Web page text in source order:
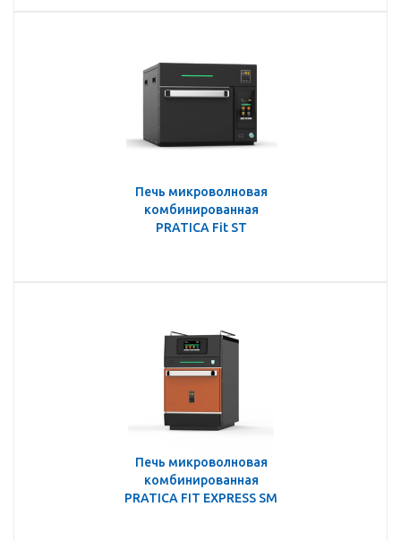
Печь микроволновая
комбинированная
PRATICA Fit ST
Печь микроволновая
комбинированная
PRATICA FIT EXPRESS SM